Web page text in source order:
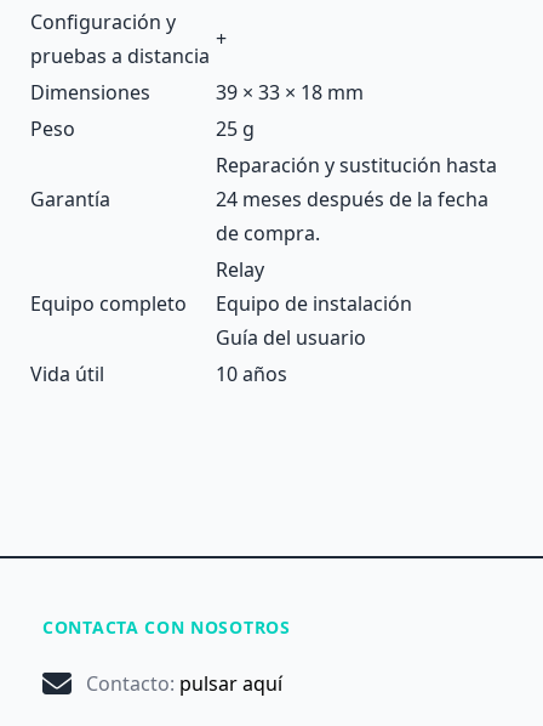
Configuración y
pruebas a distancia
+
Dimensiones
39 × 33 × 18 mm
Peso
25 g
Garantía
Reparación y sustitución hasta
24 meses después de la fecha
de compra.
Equipo completo
Relay
Equipo de instalación
Guía del usuario
Vida útil
10 años
CONTACTA CON NOSOTROS
Contacto: pulsar aquí